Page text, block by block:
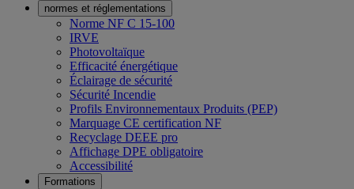
normes et réglementations
Norme NF C 15-100
IRVE
Photovoltaïque
Efficacité énergétique
Éclairage de sécurité
Sécurité Incendie
Profils Environnementaux Produits (PEP)
Marquage CE certification NF
Recyclage DEEE pro
Affichage DPE obligatoire
Accessibilité
Formations